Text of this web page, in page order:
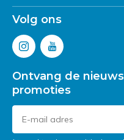
Volg ons
Ontvang de
promoties